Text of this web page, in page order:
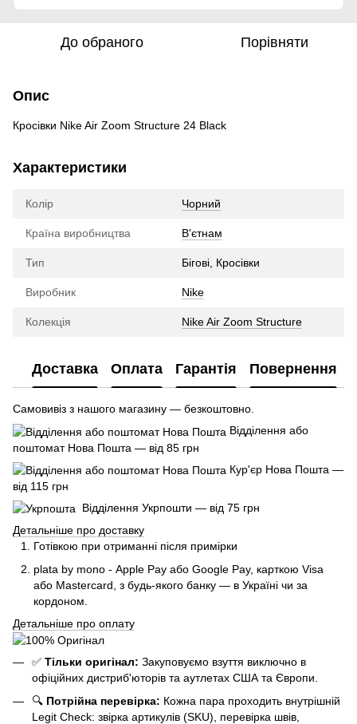
До обраного Порівняти
Опис
Кросівки Nike Air Zoom Structure 24 Black
Характеристики
Колір Чорний
Країна виробництва В'єтнам
Тип Бігові, Кросівки
Виробник Nike
Колекція Nike Air Zoom Structure
Доставка Оплата Гарантія Повернення
Самовивіз з нашого магазину — безкоштовно.
Відділення або
поштомат Нова Пошта — від 85 грн
Кур'єр Нова Пошта —
від 115 грн
Відділення Укрпошти — від 75 грн
Детальніше про доставку
Готівкою при отриманні після примірки
plata by mono - Apple Pay або Google Pay, карткою Visa
або Mastercard, з будь-якого банку — в Україні чи за
кордоном.
Детальніше про оплату
✅ Тільки оригінал: Закуповуємо взуття виключно в
офіційних дистриб'юторів та аутлетах США та Європи.
🔍 Потрійна перевірка: Кожна пара проходить внутрішній
Legit Check: звірка артикулів (SKU), перевірка швів,